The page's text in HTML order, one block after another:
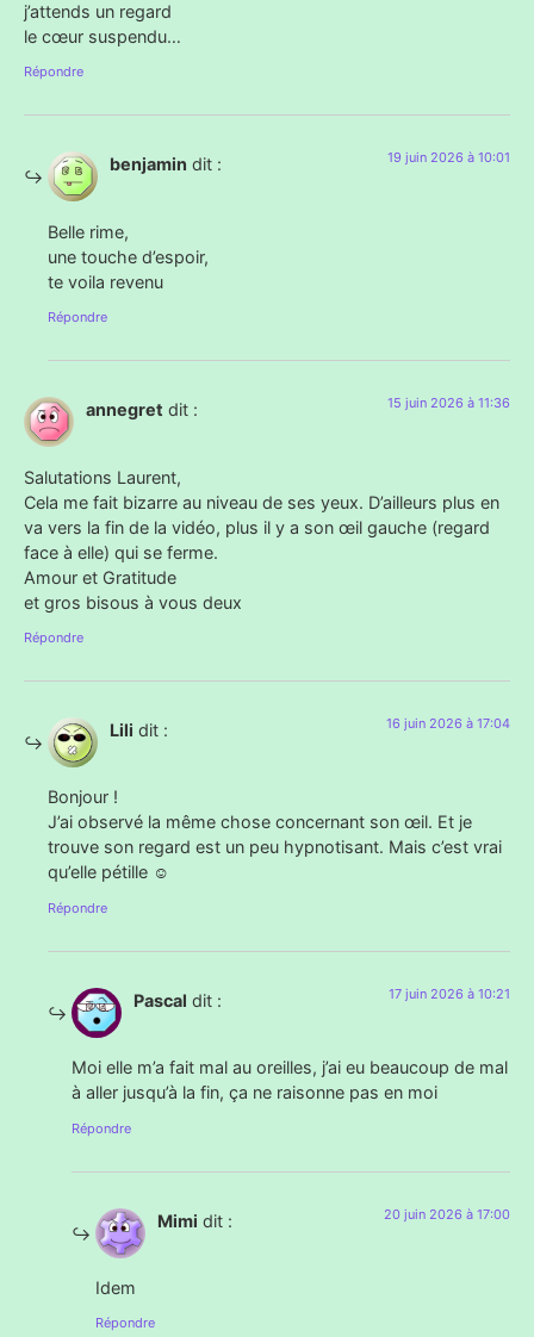
j’attends un regard
le cœur suspendu…
Répondre
benjamin dit : 19 juin 2026 à 10:01
Belle rime,
une touche d’espoir,
te voila revenu
Répondre
annegret dit : 15 juin 2026 à 11:36
Salutations Laurent,
Cela me fait bizarre au niveau de ses yeux. D’ailleurs plus en
va vers la fin de la vidéo, plus il y a son œil gauche (regard
face à elle) qui se ferme.
Amour et Gratitude
et gros bisous à vous deux
Répondre
Lili dit : 16 juin 2026 à 17:04
Bonjour !
J’ai observé la même chose concernant son œil. Et je
trouve son regard est un peu hypnotisant. Mais c’est vrai
qu’elle pétille ☺️
Répondre
Pascal dit : 17 juin 2026 à 10:21
Moi elle m’a fait mal au oreilles, j’ai eu beaucoup de mal
à aller jusqu’à la fin, ça ne raisonne pas en moi
Répondre
Mimi dit : 20 juin 2026 à 17:00
Idem
Répondre